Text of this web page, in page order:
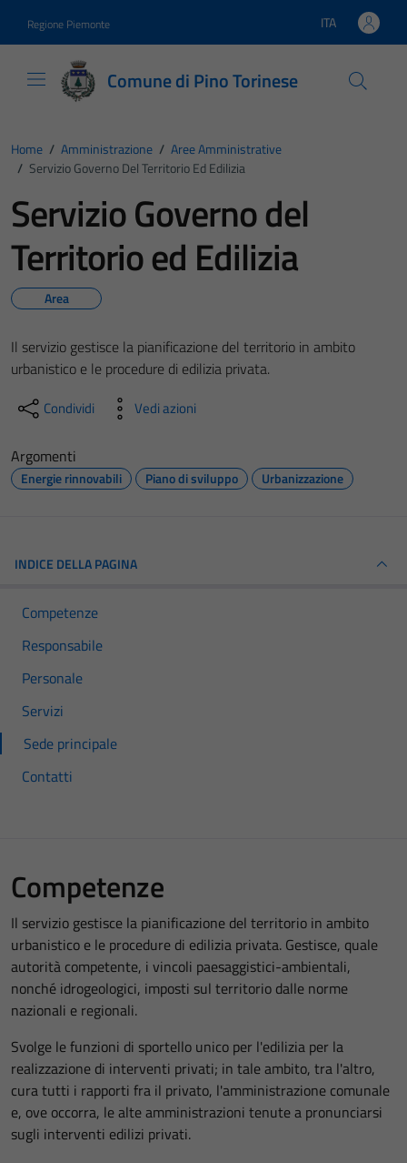
Regione Piemonte Lingua attiva:
ITA
Comune di Pino Torinese
Home / Amministrazione / Aree Amministrative
/ Servizio Governo Del Territorio Ed Edilizia
Servizio Governo del
Territorio ed Edilizia
Area
Il servizio gestisce la pianificazione del territorio in ambito
urbanistico e le procedure di edilizia privata.
Condividi Vedi azioni
Argomenti
Energie rinnovabili Piano di sviluppo Urbanizzazione
INDICE DELLA PAGINA
Competenze
Responsabile
Personale
Servizi
Sede principale
Contatti
Competenze
Il servizio gestisce la pianificazione del territorio in ambito
urbanistico e le procedure di edilizia privata. Gestisce, quale
autorità competente, i vincoli paesaggistici-ambientali,
nonché idrogeologici, imposti sul territorio dalle norme
nazionali e regionali.
Svolge le funzioni di sportello unico per l'edilizia per la
realizzazione di interventi privati; in tale ambito, tra l'altro,
cura tutti i rapporti fra il privato, l'amministrazione comunale
e, ove occorra, le alte amministrazioni tenute a pronunciarsi
sugli interventi edilizi privati.